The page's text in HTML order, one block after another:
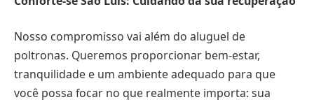
Nosso compromisso vai além do aluguel de
poltronas. Queremos proporcionar bem-estar,
tranquilidade e um ambiente adequado para que
você possa focar no que realmente importa: sua